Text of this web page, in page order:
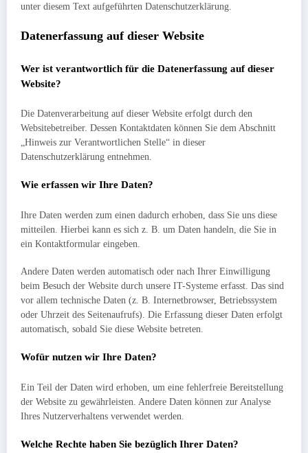
unter diesem Text aufgeführten Datenschutzerklärung.
Datenerfassung auf dieser Website
Wer ist verantwortlich für die Datenerfassung auf dieser
Website?
Die Datenverarbeitung auf dieser Website erfolgt durch den
Websitebetreiber. Dessen Kontaktdaten können Sie dem Abschnitt
„Hinweis zur Verantwortlichen Stelle“ in dieser
Datenschutzerklärung entnehmen.
Wie erfassen wir Ihre Daten?
Ihre Daten werden zum einen dadurch erhoben, dass Sie uns diese
mitteilen. Hierbei kann es sich z. B. um Daten handeln, die Sie in
ein Kontaktformular eingeben.
Andere Daten werden automatisch oder nach Ihrer Einwilligung
beim Besuch der Website durch unsere IT-Systeme erfasst. Das sind
vor allem technische Daten (z. B. Internetbrowser, Betriebssystem
oder Uhrzeit des Seitenaufrufs). Die Erfassung dieser Daten erfolgt
automatisch, sobald Sie diese Website betreten.
Wofür nutzen wir Ihre Daten?
Ein Teil der Daten wird erhoben, um eine fehlerfreie Bereitstellung
der Website zu gewährleisten. Andere Daten können zur Analyse
Ihres Nutzerverhaltens verwendet werden.
Welche Rechte haben Sie bezüglich Ihrer Daten?